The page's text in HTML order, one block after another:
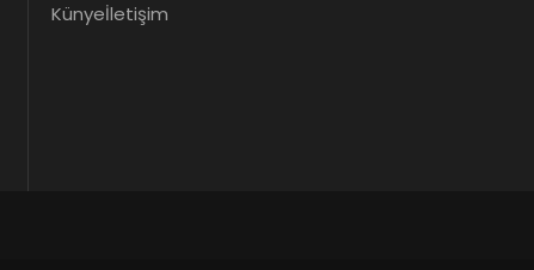
Künyeİletişim